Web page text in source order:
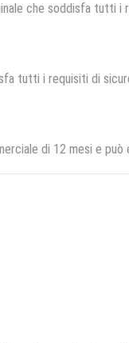
che soddisfa tutti i
tutti i requisiti di
di 12 mesi e